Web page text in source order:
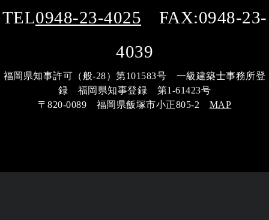
TEL0948-23-4025 FAX:0948-23-
4039
福岡県知事許可（般-28）第101583号 一級建築士事務所登
録 福岡県知事登録 第1-61423号
〒820-0089 福岡県飯塚市小正805-2 MAP